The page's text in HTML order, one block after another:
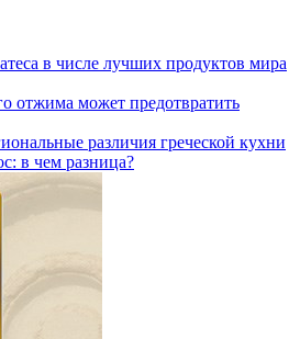
в числе лучших продуктов мира
отжима может предотвратить
различия греческой кухни
в чем разница?